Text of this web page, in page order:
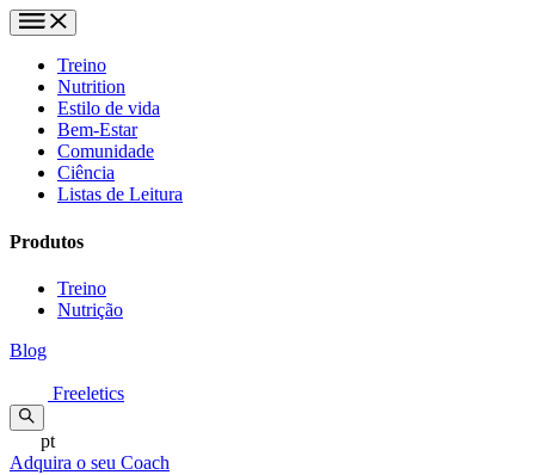
Treino
Nutrition
Estilo de vida
Bem-Estar
Comunidade
Ciência
Listas de Leitura
Produtos
Treino
Nutrição
Blog
Freeletics
pt
Adquira o seu Coach